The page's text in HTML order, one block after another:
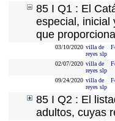
85 I Q1 : El
especial, inicial
que
03/10/2020 villa de
reyes slp
02/07/2020 villa de
reyes slp
09/24/2020 villa de
reyes slp
85 I Q2 : El
adultos, cuyas